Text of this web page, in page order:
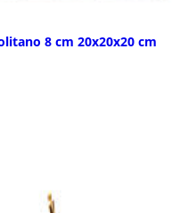
8 cm 20x20x20 cm